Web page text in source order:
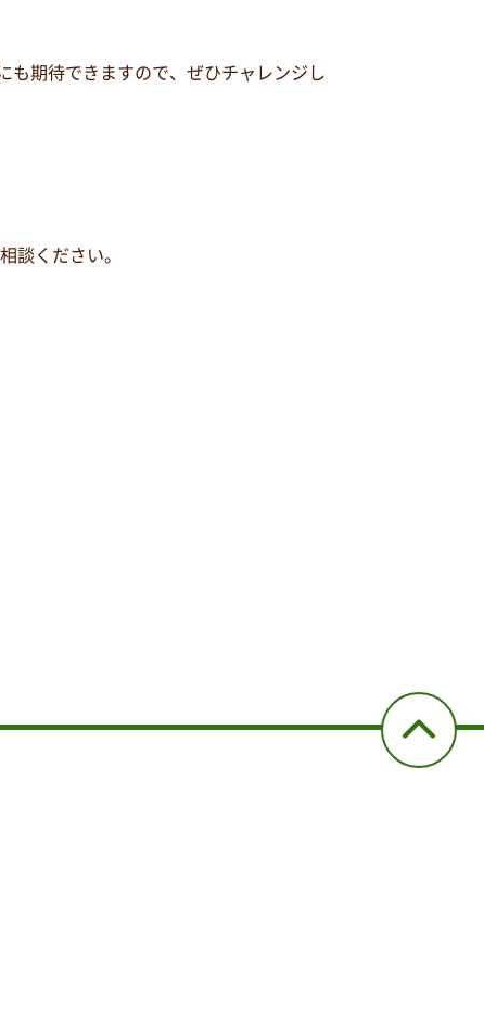
も期待できますので、ぜひチャレンジし
談ください。